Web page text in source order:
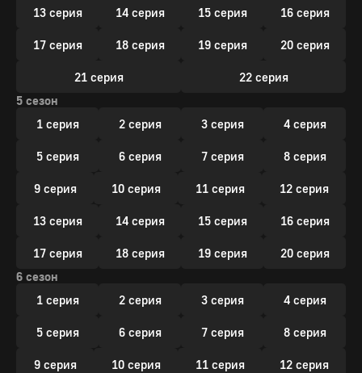
13 серия 14 серия 15 серия 16 серия
17 серия 18 серия 19 серия 20 серия
21 серия
22 серия
5 сезон
1 серия
2 серия 3 серия 4 серия
5 серия 6 серия 7 серия 8 серия
9 серия 10 серия 11 серия 12 серия
13 серия 14 серия 15 серия 16 серия
17 серия 18 серия 19 серия
20 серия
6 сезон
1 серия
2 серия 3 серия 4 серия
5 серия 6 серия 7 серия 8 серия
9 серия 10 серия 11 серия 12 серия